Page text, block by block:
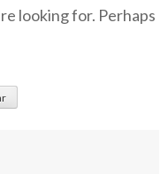
looking for. Perhaps